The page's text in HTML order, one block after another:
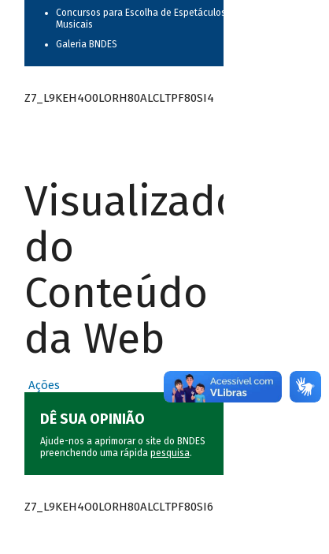
Concursos para Escolha de Espetáculos
Musicais
Galeria BNDES
Z7_L9KEH4O0LORH80ALCLTPF80SI4
Visualizador
do
Conteúdo
da Web
Ações
DÊ SUA OPINIÃO
Ajude-nos a aprimorar o site do BNDES
preenchendo uma rápida pesquisa.
Z7_L9KEH4O0LORH80ALCLTPF80SI6